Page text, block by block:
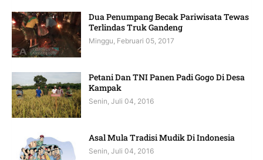
Dua Penumpang Becak Pariwisata Tewas
Terlindas Truk Gandeng
Minggu, Februari 05, 2017
Petani Dan TNI Panen Padi Gogo Di Desa
Kampak
Senin, Juli 04, 2016
Asal Mula Tradisi Mudik Di Indonesia
Senin, Juli 04, 2016